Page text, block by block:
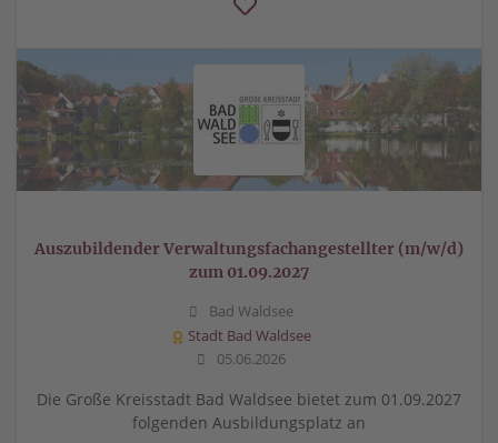
Auszubildender Verwaltungsfachangestellter (m/w/d)
zum 01.09.2027
Bad Waldsee
Stadt Bad Waldsee
05.06.2026
Die Große Kreisstadt Bad Waldsee bietet zum 01.09.2027
folgenden Ausbildungsplatz an